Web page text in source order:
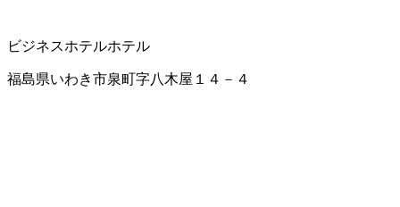
ビジネスホテルホテル
福島県いわき市泉町字八木屋１４－４